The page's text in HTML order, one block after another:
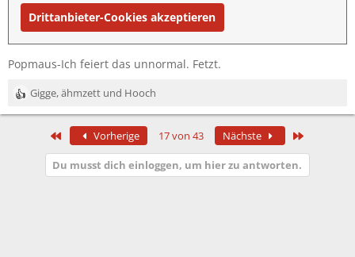
Drittanbieter-Cookies akzeptieren
Popmaus-Ich feiert das unnormal. Fetzt.
R
e
Gigge,ähmzett und Hooch
Erste Vorherige 17 von 43 Nächste
Du musst dich einloggen, um hier zu antworten.